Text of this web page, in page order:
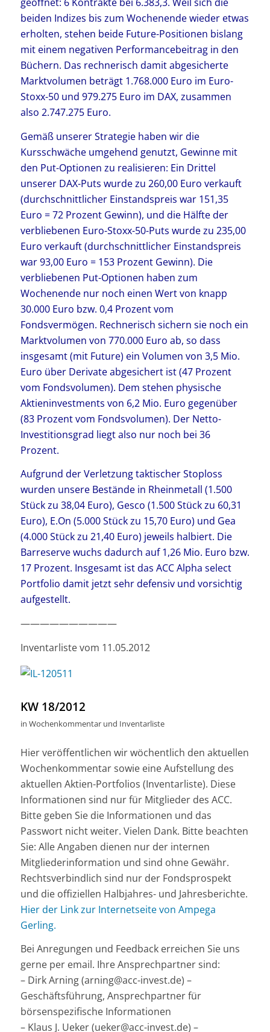
beiden Indizes bis zum Wochenende wieder etwas
erholten, stehen beide Future-Positionen bislang
mit einem negativen Performancebeitrag in den
Büchern. Das rechnerisch damit abgesicherte
Marktvolumen beträgt 1.768.000 Euro im Euro-
Stoxx-50 und 979.275 Euro im DAX, zusammen
also 2.747.275 Euro.
Gemäß unserer Strategie haben wir die
Kursschwäche umgehend genutzt, Gewinne mit
den Put-Optionen zu realisieren: Ein Drittel
unserer DAX-Puts wurde zu 260,00 Euro verkauft
(durchschnittlicher Einstandspreis war 151,35
Euro = 72 Prozent Gewinn), und die Hälfte der
verbliebenen Euro-Stoxx-50-Puts wurde zu 235,00
Euro verkauft (durchschnittlicher Einstandspreis
war 93,00 Euro = 153 Prozent Gewinn). Die
verbliebenen Put-Optionen haben zum
Wochenende nur noch einen Wert von knapp
30.000 Euro bzw. 0,4 Prozent vom
Fondsvermögen. Rechnerisch sichern sie noch ein
Marktvolumen von 770.000 Euro ab, so dass
insgesamt (mit Future) ein Volumen von 3,5 Mio.
Euro über Derivate abgesichert ist (47 Prozent
vom Fondsvolumen). Dem stehen physische
Aktieninvestments von 6,2 Mio. Euro gegenüber
(83 Prozent vom Fondsvolumen). Der Netto-
Investitionsgrad liegt also nur noch bei 36
Prozent.
Aufgrund der Verletzung taktischer Stoploss
wurden unsere Bestände in Rheinmetall (1.500
Stück zu 38,04 Euro), Gesco (1.500 Stück zu 60,31
Euro), E.On (5.000 Stück zu 15,70 Euro) und Gea
(4.000 Stück zu 21,40 Euro) jeweils halbiert. Die
Barreserve wuchs dadurch auf 1,26 Mio. Euro bzw.
17 Prozent. Insgesamt ist das ACC Alpha select
Portfolio damit jetzt sehr defensiv und vorsichtig
aufgestellt.
——————————
Inventarliste vom 11.05.2012
KW 18/2012
in Wochenkommentar und Inventarliste
Hier veröffentlichen wir wöchentlich den aktuellen
Wochenkommentar sowie eine Aufstellung des
aktuellen Aktien-Portfolios (Inventarliste). Diese
Informationen sind nur für Mitglieder des ACC.
Bitte geben Sie die Informationen und das
Passwort nicht weiter. Vielen Dank. Bitte beachten
Sie: Alle Angaben dienen nur der internen
Mitgliederinformation und sind ohne Gewähr.
Rechtsverbindlich sind nur der Fondsprospekt
und die offiziellen Halbjahres- und Jahresberichte.
Hier der Link zur Internetseite von Ampega
Gerling.
Bei Anregungen und Feedback erreichen Sie uns
gerne per email. Ihre Ansprechpartner sind:
– Dirk Arning (arning@acc-invest.de) –
Geschäftsführung, Ansprechpartner für
börsenspezifische Informationen
– Klaus J. Ueker (ueker@acc-invest.de) –